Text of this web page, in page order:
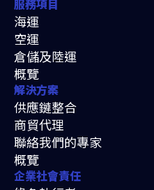
服務項目
海運
空運
倉儲及陸運
概覽
解決方案
供應鏈整合
商貿代理
聯絡我們的專家
概覽
企業社會責任